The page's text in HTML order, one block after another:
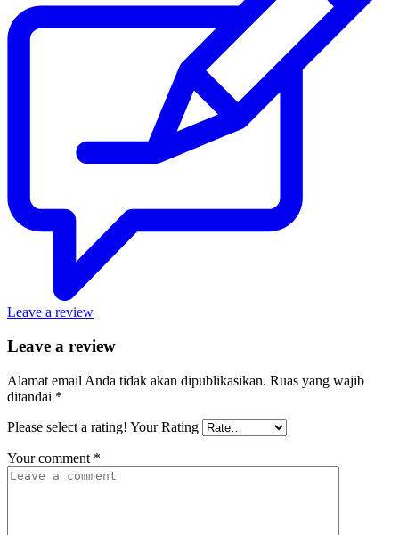
Leave a review
Leave a review
Alamat email Anda tidak akan dipublikasikan. Ruas yang wajib
ditandai *
Please select a rating! Your Rating
Your comment *